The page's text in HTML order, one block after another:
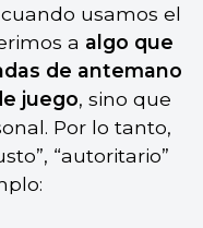
usamos el
a algo que
de antemano
juego, sino que
Por lo tanto,
“autoritario”